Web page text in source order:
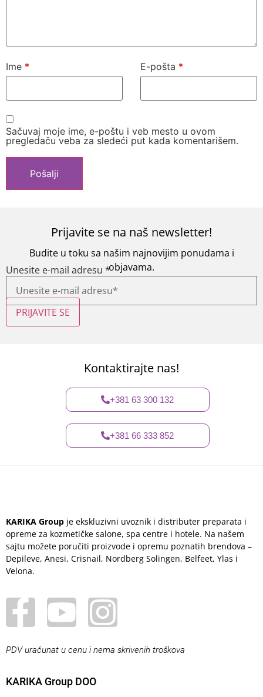
Ime * E-pošta *
Sačuvaj moje ime, e-poštu i veb mesto u ovom
pregledaču veba za sledeći put kada komentarišem.
Prijavite se na naš newsletter!
Budite u toku sa našim najnovijim ponudama i
objavama.
Unesite e-mail adresu *
PRIJAVITE SE
Kontaktirajte nas!
+381 63 300 132
+381 66 333 852
KARIKA Group je ekskluzivni uvoznik i distributer preparata i
opreme za kozmetičke salone, spa centre i hotele. Na našem
sajtu možete poručiti proizvode i opremu poznatih brendova –
Depileve, Anesi, Crisnail, Nordberg Solingen, Belfeet, Ylas i
Velona.
PDV uračunat u cenu i nema skrivenih troškova
KARIKA Group DOO